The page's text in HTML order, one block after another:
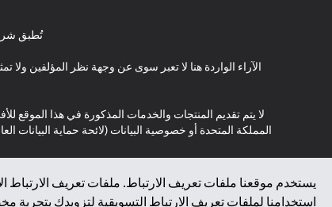
يستخدم موقعنا ملفات تعريف الارتباط. ملفات تعريف الارتباط
استخدامنا لملفات تعريف الارتباط التسويقية لتزويدك بتجربة
تُطبق
الآراء الواردة هنا لا تعبر سوى عن وجهة نظر المؤلفين
لا يتم تقديم المنتجات والخدمات المذكورة في هذا الموقع
المملكة المتحدة أو خصوصية البيانات (لائحة حماية
*GDPR – اللائحة العامة لحماية البيانات؛ * LGPD – Lei Geral de Proteção de Dados Pessoais ; *NZPA – قانون الخصوصية النيوزيلندي